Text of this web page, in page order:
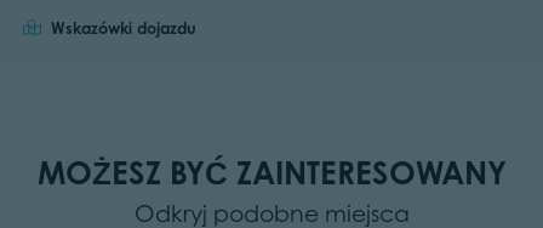
Wskazówki dojazdu
MOŻESZ BYĆ ZAINTERESOWANY
Odkryj podobne miejsca